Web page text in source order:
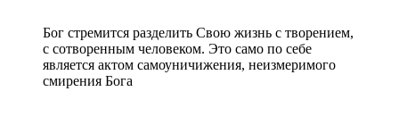
Бог стремится разделить Свою жизнь с творением,
с сотворенным человеком. Это само по себе
является актом самоуничижения, неизмеримого
смирения Бога